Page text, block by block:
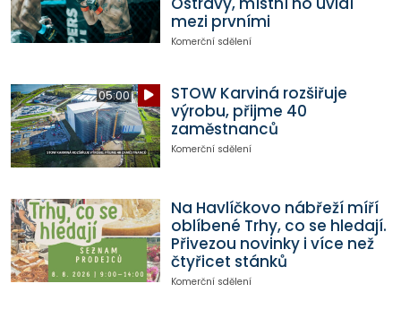
mezi prvními
Komerční sdělení
05:00
STOW Karviná rozšiřuje
výrobu, přijme 40
zaměstnanců
Komerční sdělení
Na Havlíčkovo nábřeží míří
oblíbené Trhy, co se hledají.
Přivezou novinky i více než
čtyřicet stánků
Komerční sdělení